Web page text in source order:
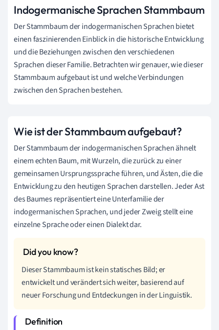
Indogermanische Sprachen Stammbaum
Der Stammbaum der indogermanischen Sprachen bietet
einen faszinierenden Einblick in die historische Entwicklung
und die Beziehungen zwischen den verschiedenen
Sprachen dieser Familie. Betrachten wir genauer, wie dieser
Stammbaum aufgebaut ist und welche Verbindungen
zwischen den Sprachen bestehen.
Wie ist der Stammbaum aufgebaut?
Der Stammbaum der indogermanischen Sprachen ähnelt
einem echten Baum, mit Wurzeln, die zurück zu einer
gemeinsamen Ursprungssprache führen, und Ästen, die die
Entwicklung zu den heutigen Sprachen darstellen. Jeder Ast
des Baumes repräsentiert eine Unterfamilie der
indogermanischen Sprachen, und jeder Zweig stellt eine
einzelne Sprache oder einen Dialekt dar.
Dieser Stammbaum ist kein statisches Bild; er
entwickelt und verändert sich weiter, basierend auf
neuer Forschung und Entdeckungen in der Linguistik.